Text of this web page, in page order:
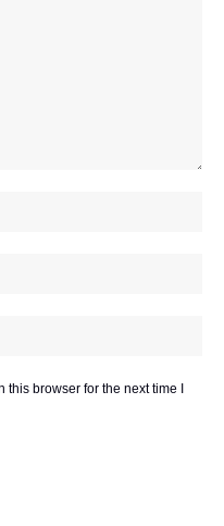
this browser for the next time I